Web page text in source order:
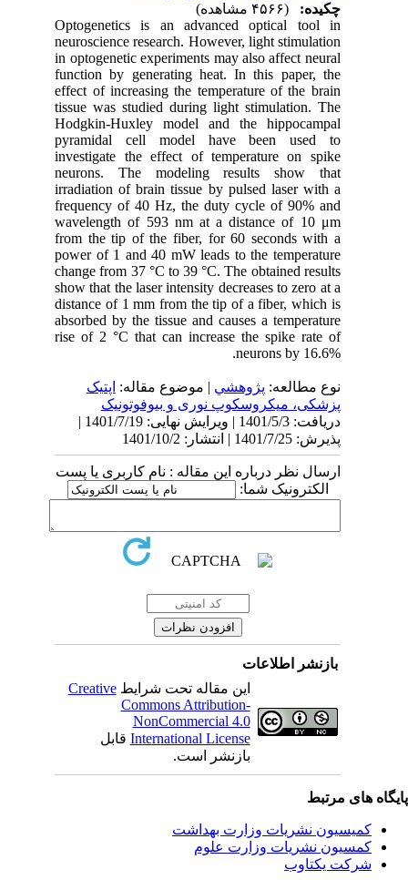
چکیده:
Optogenetics is an advanced optical tool in
neuroscience research. However, light stimulation
in optogenetic experiments may also affect neural
function by generating heat. In this paper, the
effect of increasing the temperature of the brain
tissue was studied during light stimulation. The
Hodgkin-Huxley model and the hippocampal
pyramidal cell model have been used to
investigate the effect of temperature on spike
neurons. The modeling results show that
irradiation of brain tissue by pulsed laser with a
frequency of 40 Hz, the duty cycle of 90% and
wavelength of 593 nm at a distance of 10 μm
from the tip of the fiber, for 60 seconds with a
power of 1 and 40 mW leads to the temperature
change from 37 °C to39 °C. The obtained results
show that the laser intensity decreases to zero at a
distance of 1 mm from the tip of a fiber, which is
absorbed by the tissue and causes a temperature
rise of 2 °C that can increase the spike rate of
neurons by 16.6%.
نوع مطالعه:پژوهشي| موضوع مقاله:اپتیک
پزشکی، میکروسکوپ نوری و بیوفوتونیک
دریافت: 1401/5/3 | ویرایش نهایی: 1401/7/19 |
پذیرش: 1401/7/25 | انتشار: 1401/10/2
ارسال نظر درباره این مقاله : نام کاربری یا پست
الکترونیک شما:
بازنشر اطلاعات
این مقاله تحت شرایطCreative
Commons Attribution-
NonCommercial 4.0
International Licenseقابل
بازنشر است.
های مرتبط
کمیسیون نشریات وزارت بهداشت
کمسیون نشریات وزارت علوم
شرکت یکتاوب